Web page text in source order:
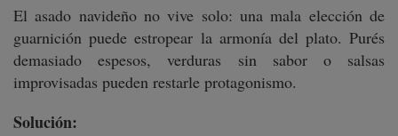
El asado navideño no vive solo: una mala elección de
guarnición puede estropear la armonía del plato. Purés
demasiado espesos, verduras sin sabor o salsas
improvisadas pueden restarle protagonismo.
Solución: